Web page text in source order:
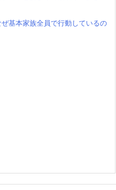
基本家族全員で行動しているの